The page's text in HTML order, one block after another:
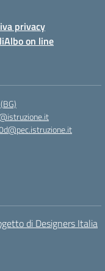
privacy
Albo on line
di Designers Italia